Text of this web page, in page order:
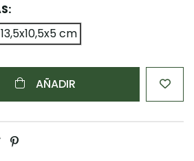
13,5x10,5x5 cm
AÑADIR